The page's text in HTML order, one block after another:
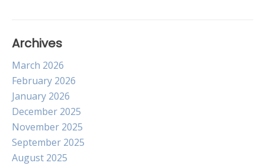
Archives
March 2026
February 2026
January 2026
December 2025
November 2025
September 2025
August 2025